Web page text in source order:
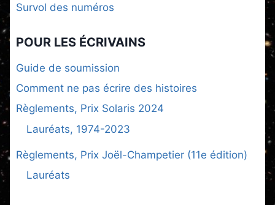
Survol des numéros
POUR LES ÉCRIVAINS
Guide de soumission
Comment ne pas écrire des histoires
Règlements, Prix Solaris 2024
Lauréats, 1974-2023
Règlements, Prix Joël-Champetier (11e édition)
Lauréats